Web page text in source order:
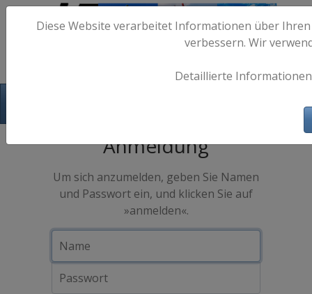
Anmeldung
Um sich anzumelden, geben Sie Namen
und Passwort ein, und klicken Sie auf
»anmelden«.
Diese Website verarbeitet Informationen über
verbessern. Wir
Detaillierte